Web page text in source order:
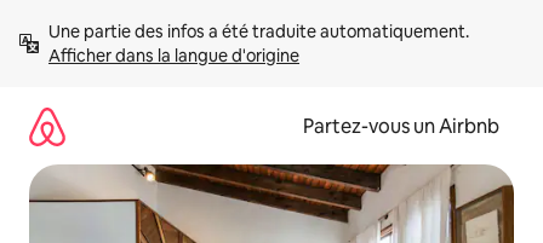
directement
Afficher dans la langue d'origine
Partez-vous un Airbnb